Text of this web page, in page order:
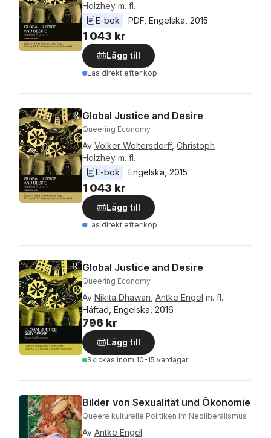
Holzhey m. fl.
E-bok
PDF Engelska 2015
1 043 kr
Lägg till
Läs direkt efter köp
Global Justice and Desire
Queering Economy
Av Volker Woltersdorff, Christoph
Holzhey m. fl.
E-bok
Engelska 2015
1 043 kr
Lägg till
Läs direkt efter köp
Global Justice and Desire
Queering Economy
Av Nikita Dhawan Antke Engel m. fl.
Häftad, Engelska, 2016
796 kr
Lägg till
Skickas inom 10-15 vardagar
Bilder von Sexualität und Ökonomie
Queere kulturelle Politiken im Neoliberalismus
Av Antke Engel